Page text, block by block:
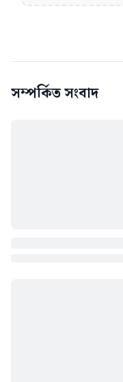
সম্পর্কিত সংবাদ